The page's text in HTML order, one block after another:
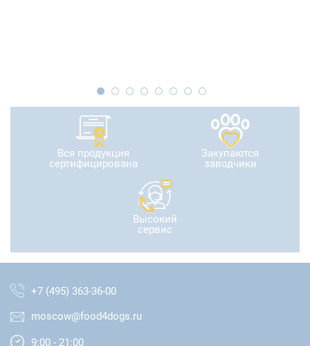
Вся продукция
сертифицирована
Закупаются
заводчики
Высокий
сервис
+7 (495) 363-36-00
moscow@food4dogs.ru
9:00 - 21:00